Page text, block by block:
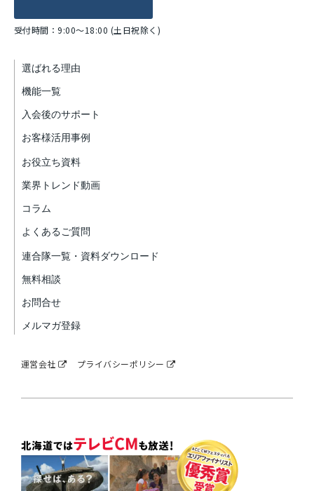
受付時間：9:00～18:00 (土日祝除く)
選ばれる理由
機能一覧
入会後のサポート
お客様活用事例
お役立ち資料
業界トレンド動画
コラム
よくあるご質問
連合隊一覧・資料ダウンロード
無料相談
お問合せ
メルマガ登録
運営会社 プライバシーポリシー